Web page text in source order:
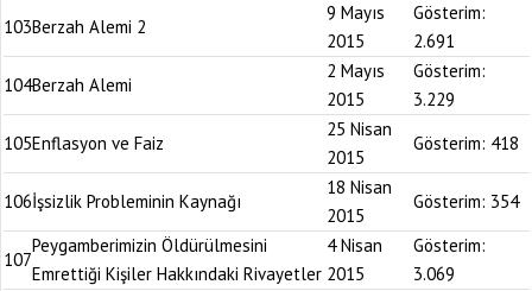
103Berzah Alemi 2
9 Mayıs
2015
Gösterim:
2.691
104Berzah Alemi
2 Mayıs
2015
Gösterim:
3.229
105Enflasyon ve Faiz
25 Nisan
2015
Gösterim: 418
106İşsizlik Probleminin Kaynağı
18 Nisan
2015
Gösterim: 354
107
Peygamberimizin Öldürülmesini
Emrettiği Kişiler Hakkındaki Rivayetler
4 Nisan
2015
Gösterim:
3.069